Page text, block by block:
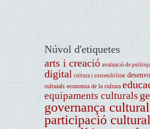
Núvol d'etiquetes
arts i creació avaluació de
digital cultura i sostenibilitat
culturals economia de la cultura
equipaments culturals
governança cultural
participació cultural